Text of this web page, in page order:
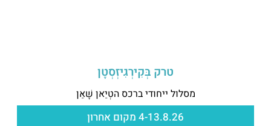
טרק בְּקִירְגִיזְסְטָן
מסלול ייחודי ברכס הטְיַאן שָׁאַן
4-13.8.26 מקום אחרון